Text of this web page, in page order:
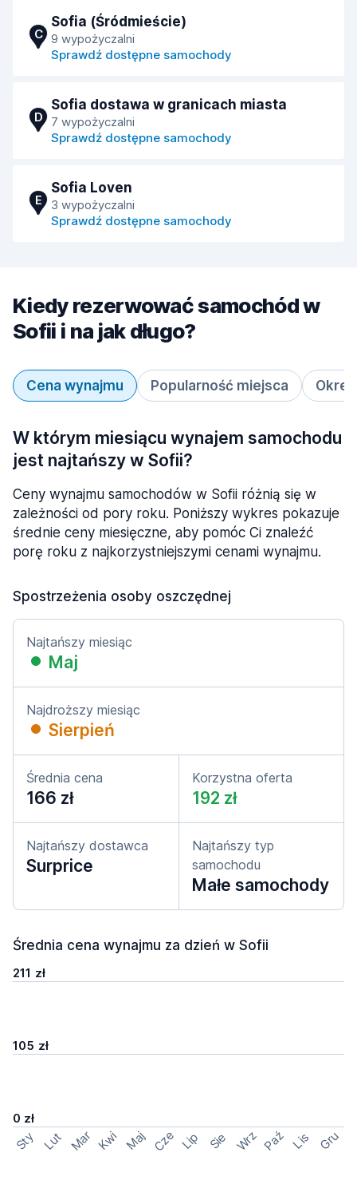
C
Sofia (Śródmieście)
9 wypożyczalni
Sprawdź dostępne samochody
D
Sofia dostawa w granicach miasta
7 wypożyczalni
Sprawdź dostępne samochody
E
Sofia Loven
3 wypożyczalni
Sprawdź dostępne samochody
Kiedy rezerwować samochód w
Sofii i na jak długo?
Cena wynajmu Popularność miejsca
W którym miesiącu wynajem samochodu
jest najtańszy w Sofii?
Ceny wynajmu samochodów w Sofii różnią się w
zależności od pory roku. Poniższy wykres pokazuje
średnie ceny miesięczne, aby pomóc Ci znaleźć
porę roku z najkorzystniejszymi cenami wynajmu.
Spostrzeżenia osoby oszczędnej
Najtańszy miesiąc
Maj
Najdroższy miesiąc
Sierpień
Średnia cena
166 zł
Korzystna oferta
192 zł
Najtańszy dostawca
Surprice
Najtańszy typ
samochodu
Małe samochody
Średnia cena wynajmu za dzień w Sofii
211 zł
105 zł
0 zł
Sty Lut Mar Kwi Maj Cze Lip Sie Wrz Paź Lis Gru